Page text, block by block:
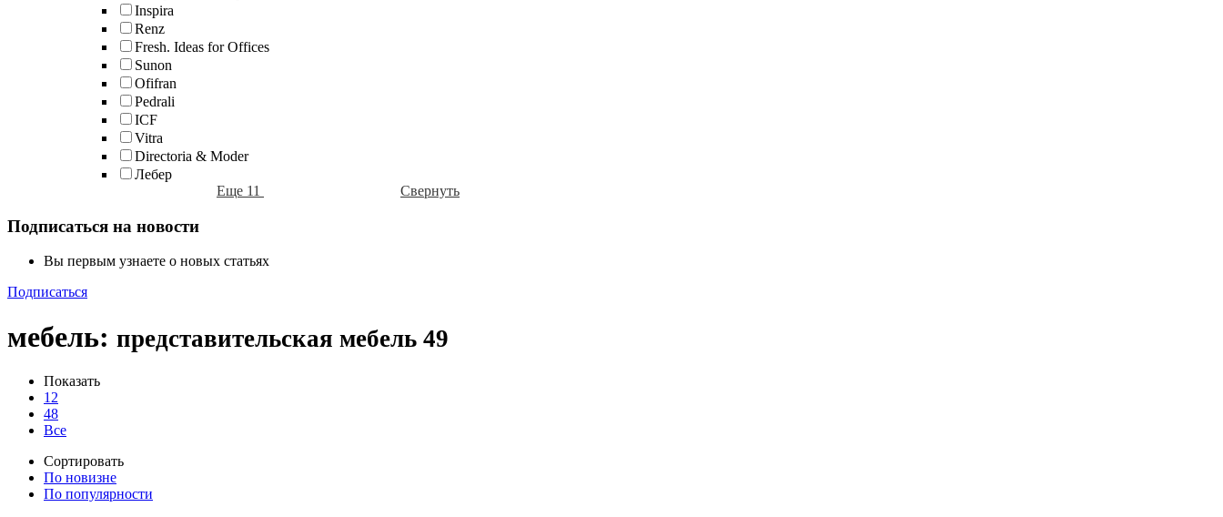
Inspira
Renz
Fresh. Ideas for Offices
Sunon
Ofifran
Pedrali
ICF
Vitra
Directoria & Moder
Лебер
Еще 11
Свернуть
Подписаться на новости
Вы первым узнаете о новых статьях
Подписаться
мебель: представительская мебель 49
Показать
12
48
Все
Сортировать
По новизне
По популярности